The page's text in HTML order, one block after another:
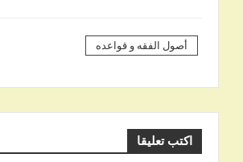
أصول الفقه و قواعده
اكتب تعليقا